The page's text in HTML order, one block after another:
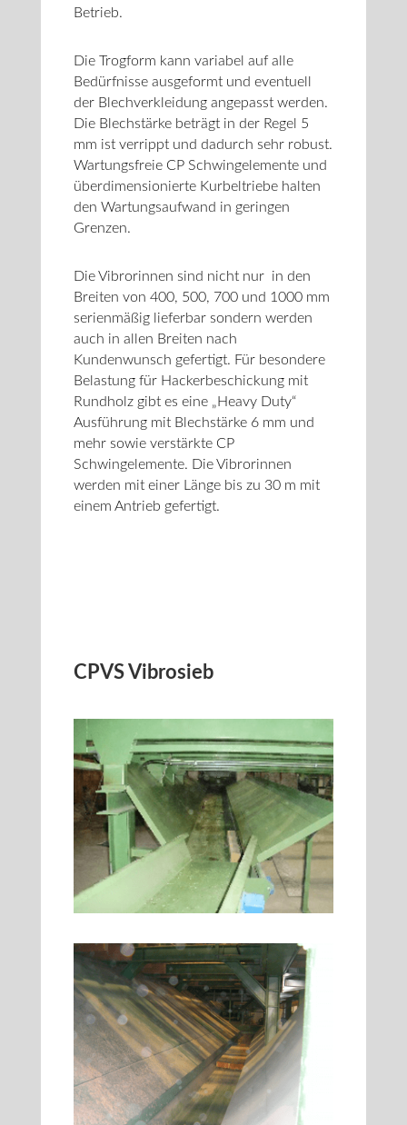
Betrieb.
Die Trogform kann variabel auf alle
Bedürfnisse ausgeformt und eventuell
der Blechverkleidung angepasst werden.
Die Blechstärke beträgt in der Regel 5
mm ist verrippt und dadurch sehr robust.
Wartungsfreie CP Schwingelemente und
überdimensionierte Kurbeltriebe halten
den Wartungsaufwand in geringen
Grenzen.
Die Vibrorinnen sind nicht nur in den
Breiten von 400, 500, 700 und 1000 mm
serienmäßig lieferbar sondern werden
auch in allen Breiten nach
Kundenwunsch gefertigt. Für besondere
Belastung für Hackerbeschickung mit
Rundholz gibt es eine „Heavy Duty“
Ausführung mit Blechstärke 6 mm und
mehr sowie verstärkte CP
Schwingelemente. Die Vibrorinnen
werden mit einer Länge bis zu 30 m mit
einem Antrieb gefertigt.
CPVS Vibrosieb